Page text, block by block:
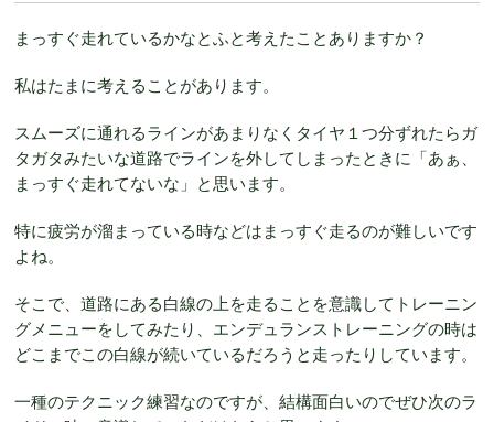
まっすぐ走れているかなとふと考えたことありますか？
私はたまに考えることがあります。
スムーズに通れるラインがあまりなくタイヤ１つ分ずれたらガ
タガタみたいな道路でラインを外してしまったときに「あぁ、
まっすぐ走れてないな」と思います。
特に疲労が溜まっている時などはまっすぐ走るのが難しいです
よね。
そこで、道路にある白線の上を走ることを意識してトレーニン
グメニューをしてみたり、エンデュランストレーニングの時は
どこまでこの白線が続いているだろうと走ったりしています。
一種のテクニック練習なのですが、結構面白いのでぜひ次のラ